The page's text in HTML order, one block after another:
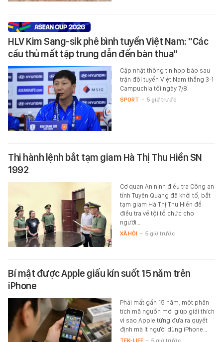
HLV Kim Sang-sik phê bình tuyển Việt Nam: "Các
cầu thủ mất tập trung dẫn đến bàn thua"
Cập nhật thông tin họp báo sau
trận đội tuyển Việt Nam thắng 3-1
Campuchia tối ngày 7/8.
SPORT - 5 giờ trước
Thi hành lệnh bắt tạm giam Hà Thị Thu Hiền SN
1992
Cơ quan An ninh điều tra Công an
tỉnh Tuyên Quang đã khởi tố, bắt
tạm giam Hà Thị Thu Hiền để
điều tra về tội tổ chức cho
người…
XÃ HỘI - 5 giờ trước
Bí mật được Apple giấu kín suốt 15 năm trên
iPhone
Phải mất gần 15 năm, một phân
tích mã nguồn mới giúp giải thích
vì sao Apple từng đưa ra quyết
định mà ít người dùng iPhone…
TEK-LIFE - 5 giờ trước